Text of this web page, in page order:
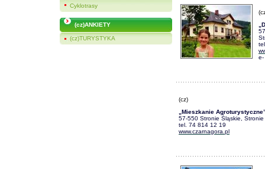
Cyklotrasy
(cz)ANKIETY
(cz)TURYSTYKA
(cz)
„Mieszkanie
57-550 Stronie Śląskie, Stronie
tel. 74 814 12 19
www.czarnagora.pl